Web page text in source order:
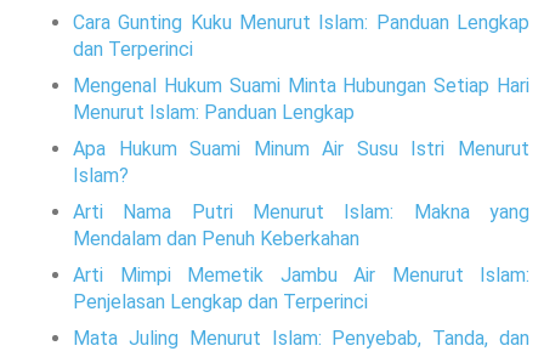
Cara Gunting Kuku Menurut Islam: Panduan Lengkap
dan Terperinci
Mengenal Hukum Suami Minta Hubungan Setiap Hari
Menurut Islam: Panduan Lengkap
Apa Hukum Suami Minum Air Susu Istri Menurut
Islam?
Arti Nama Putri Menurut Islam: Makna yang
Mendalam dan Penuh Keberkahan
Arti Mimpi Memetik Jambu Air Menurut Islam:
Penjelasan Lengkap dan Terperinci
Mata Juling Menurut Islam: Penyebab, Tanda, dan